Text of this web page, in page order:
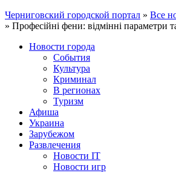
Черниговский городской портал » Все
» Професійні фени: відмінні параметри
Новости города
События
Культура
Криминал
В регионах
Туризм
Афиша
Украина
Зарубежом
Развлечения
Новости IT
Новости игр